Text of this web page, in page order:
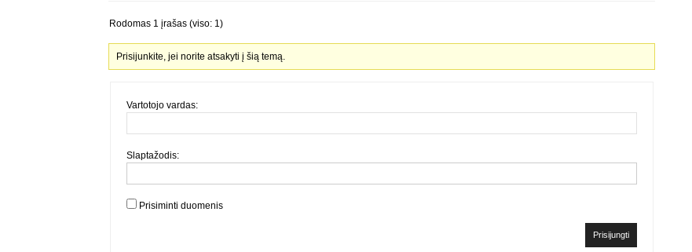
Rodomas 1 įrašas (viso: 1)
Prisijunkite, jei norite atsakyti į šią temą.
Vartotojo vardas:
Slaptažodis:
Prisiminti duomenis
Prisijungti